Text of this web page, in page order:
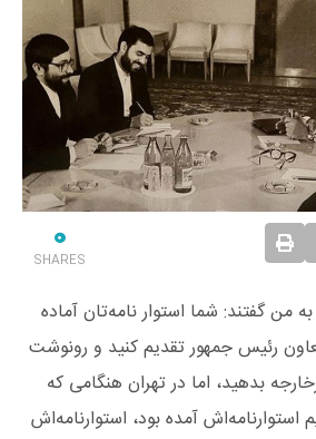
0
SHARES
من گفتند: شما استوار نامه‌تان آماده
رئیس‌ جمهور تقدیم کنید و رونوشت
بدهید، اما در تهران هنگامی که
آمده بود، استوارنامه‌اش